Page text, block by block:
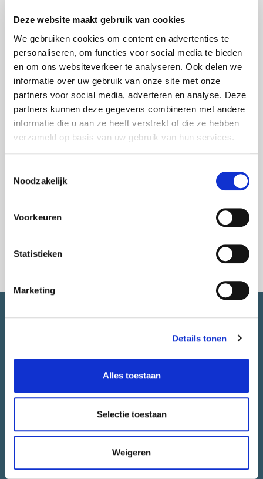
Deze website maakt gebruik van cookies
We gebruiken cookies om content en advertenties te
personaliseren, om functies voor social media te bieden
en om ons websiteverkeer te analyseren. Ook delen we
informatie over uw gebruik van onze site met onze
partners voor social media, adverteren en analyse. Deze
partners kunnen deze gegevens combineren met andere
informatie die u aan ze heeft verstrekt of die ze hebben
verzameld op basis van uw gebruik van hun services.
Noodzakelijk
Voorkeuren
Statistieken
Marketing
Details tonen
Alles toestaan
Selectie toestaan
Weigeren
netwerk van partners.
Wil jij jouw plan samen met CityLab010 verder
brengen? Meld je dan zo snel mogelijk aan, zodat je
na de zomer goed voorbereid aan het
ondersteuningsprogramma kan meedoen om tot een
mooi en realistisch projectplan te komen. Bovendien
maken de mooiste plannen kans op een startbudget van
Doe eerst de quickscan en kijk of we een match zijn.
voorgegaan.
SNEL NAAR.
Over CityLab010
Alle initiatieven
Agenda
Juryrapport